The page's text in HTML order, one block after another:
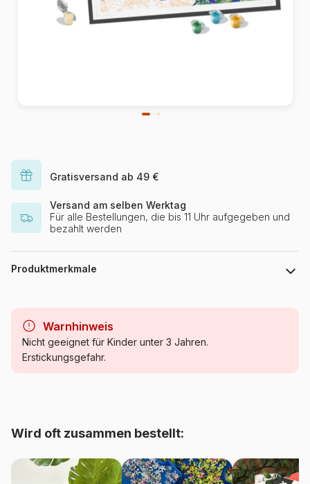
Gratisversand ab 49 €
Versand am selben Werktag
Für alle Bestellungen, die bis 11 Uhr aufgegeben und
bezahlt werden
Produktmerkmale
Kategorie Malen nach Zahlen
Artikelnummer Ravensburger-23651
Warnhinweis
Nicht geeignet für Kinder unter 3 Jahren.
Erstickungsgefahr.
Wird oft zusammen bestellt: